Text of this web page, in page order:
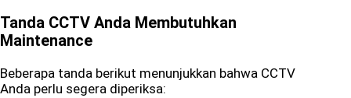
Tanda CCTV Anda Membutuhkan
Maintenance
Beberapa tanda berikut menunjukkan bahwa CCTV
Anda perlu segera diperiksa: